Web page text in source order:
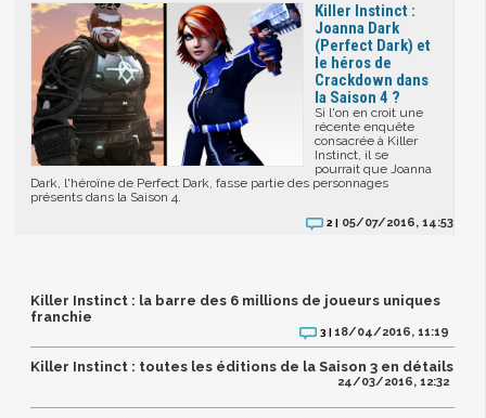
Killer Instinct :
Joanna Dark
(Perfect Dark) et
le héros de
Crackdown dans
la Saison 4 ?
Si l'on en croit une
récente enquête
consacrée à Killer
Instinct, il se
pourrait que Joanna
Dark, l'héroïne de Perfect Dark, fasse partie des personnages
présents dans la Saison 4.
2 | 05/07/2016, 14:53
Killer Instinct : la barre des 6 millions de joueurs uniques
franchie
3 |18/04/2016, 11:19
Killer Instinct : toutes les éditions de la Saison 3 en détails
24/03/2016, 12:32